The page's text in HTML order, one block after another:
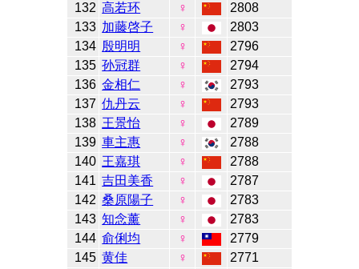
132 高若环 ♀
2808
133 加藤啓子 ♀
2803
134 殷明明 ♀
2796
135 孙冠群 ♀
2794
136 金相仁 ♀
2793
137 仇丹云 ♀
2793
138 王景怡 ♀
2789
139 車主惠 ♀
2788
140 王嘉琪 ♀
2788
141 吉田美香 ♀
2787
142 桑原陽子 ♀
2783
143 知念薰 ♀
2783
144 俞俐均 ♀
2779
145 黄佳 ♀
2771